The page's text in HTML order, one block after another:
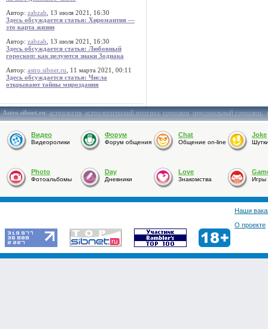
Автор: zabzab , 13 июля 2021, 16:30
Здесь обсуждается статья: Хиромантия —
это карта жизни
Автор: zabzab , 13 июля 2021, 16:30
Здесь обсуждается статья: Любовный
гороскоп: как целуются знаки Зодиака
Автор: astro.sibnet.ru , 11 марта 2021, 00:11
Здесь обсуждается статья: Числа
открывают тайны мироздания
Astro.sibnet.ru:астрология,астрологический прогноз,гороскоп,персональный гороскоп,
Видео
Видеоролики
Форум
Форум общения
Chat
Общение on-line
Joke
Photo
Фотоальбомы
Day
Дневники
Love
Знакомства Игры
Наши
О проекте